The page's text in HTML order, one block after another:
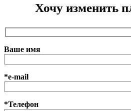
Хочу изменить
Ваше имя
*e-mail
*Телефон